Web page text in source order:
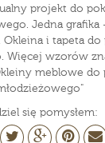
projekt do
Jedna grafika
Okleina i tapeta do
Więcej wzorów
meblowe do
się pomysłem: